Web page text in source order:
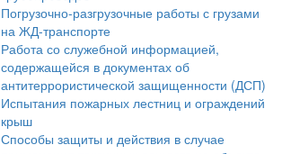
Погрузочно-разгрузочные работы с грузами
на ЖД-транспорте
Работа со служебной информацией,
содержащейся в документах об
антитеррористической защищенности (ДСП)
Испытания пожарных лестниц и ограждений
крыш
Способы защиты и действия в случае